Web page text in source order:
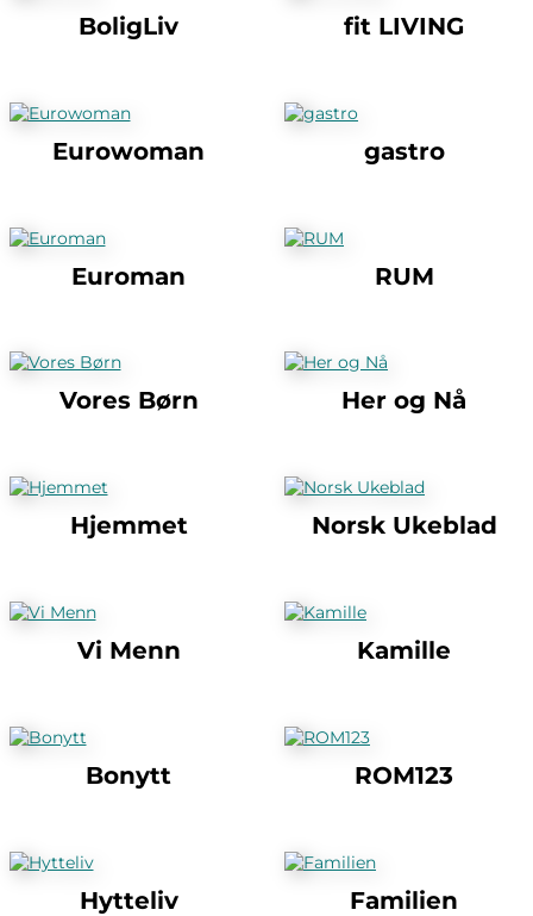
BoligLiv fit LIVING
Eurowoman gastro
Euroman RUM
Vores Børn Her og Nå
Hjemmet Norsk Ukeblad
Vi Menn Kamille
Bonytt ROM123
Hytteliv Familien